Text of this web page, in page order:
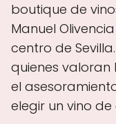
boutique de
Manuel Olivencia
centro de
quienes valoran
el
elegir un vino